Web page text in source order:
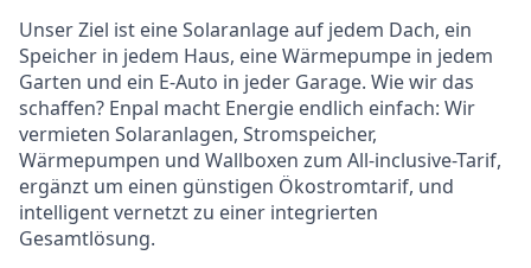
Unser Ziel ist eine Solaranlage auf jedem Dach, ein
Speicher in jedem Haus, eine Wärmepumpe in jedem
Garten und ein E-Auto in jeder Garage. Wie wir das
schaffen? Enpal macht Energie endlich einfach: Wir
vermieten Solaranlagen, Stromspeicher,
Wärmepumpen und Wallboxen zum All-inclusive-Tarif,
ergänzt um einen günstigen Ökostromtarif, und
intelligent vernetzt zu einer integrierten
Gesamtlösung.